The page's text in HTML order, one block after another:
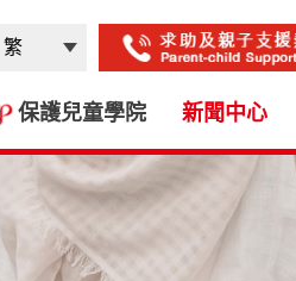
保護兒童學院 新聞中心